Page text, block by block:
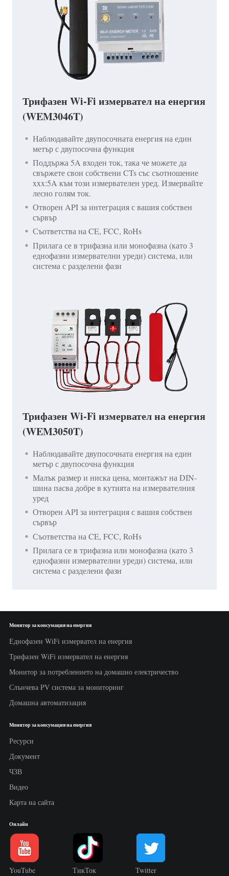
Трифазен Wi-Fi измервател на енергия
(WEM3046T)
Наблюдавайте двупосочната енергия на един
метър с двупосочна функция
Поддържа 5A входен ток, така че можете да
свържете свои собствени CTs със съотношение
xxx:5A към този измервателен уред. Измервайте
лесно голям ток.
Отворен API за интеграция с вашия собствен
сървър
Съответства на CE, FCC, RoHs
Прилага се в трифазна или монофазна (като 3
еднофазни измервателни уреди) система, или
система с разделени фази
Трифазен Wi-Fi измервател на енергия
(WEM3050T)
Наблюдавайте двупосочната енергия на един
метър с двупосочна функция
Малък размер и ниска цена, монтажът на DIN-
шина пасва добре в кутията на измервателния
уред
Отворен API за интеграция с вашия собствен
сървър
Съответства на CE, FCC, RoHs
Прилага се в трифазна или монофазна (като 3
еднофазни измервателни уреди) система, или
система с разделени фази
Монитор за консумация на енергия
Еднофазен WiFi измервател на енергия
Трифазен WiFi измервател на енергия
Монитор за потреблението на домашно електричество
Слънчева PV система за мониторинг
Домашна автоматизация
Монитор за консумация на енергия
Ресурси
Документ
ЧЗВ
Видео
Карта на сайта
Онлайн
YouTube ТикТок Twitter